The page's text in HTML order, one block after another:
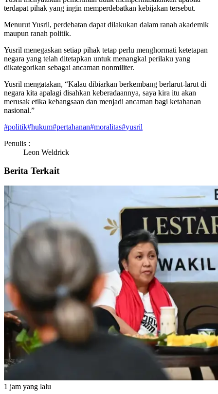
terdapat pihak yang ingin memperdebatkan kebijakan tersebut.
Menurut Yusril, perdebatan dapat dilakukan dalam ranah akademik
maupun ranah politik.
Yusril menegaskan setiap pihak tetap perlu menghormati ketetapan
negara yang telah ditetapkan untuk menangkal perilaku yang
dikategorikan sebagai ancaman nonmiliter.
Yusril mengatakan, “Kalau dibiarkan berkembang berlarut-larut di
negara kita apalagi disahkan keberadaannya, saya kira itu akan
merusak etika kebangsaan dan menjadi ancaman bagi ketahanan
nasional.”
#politik#hukum#pertahanan#moralitas#yusril
Penulis :
Leon Weldrick
Berita Terkait
1 jam yang lalu